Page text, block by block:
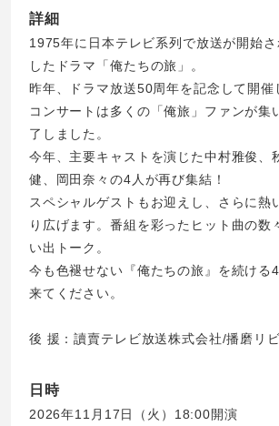
詳細
1975年に日本テレビ系列で放送が開始
したドラマ「俺たちの旅」。
昨年、ドラマ放送50周年を記念して開催
コンサートは多くの「俺旅」ファンが集
了しました。
今年、主要キャストを演じた中村雅俊、
健、岡田奈々の4人が再び集結！
スペシャルゲストもお迎えし、さらに熱
り広げます。番組を彩ったヒット曲の数
い出トーク。
今も色褪せない『俺たちの旅』を続ける
来てください。
後 援：讀賣テレビ放送株式会社/播磨リ
日時
2026年11月17日（火）18:00開演